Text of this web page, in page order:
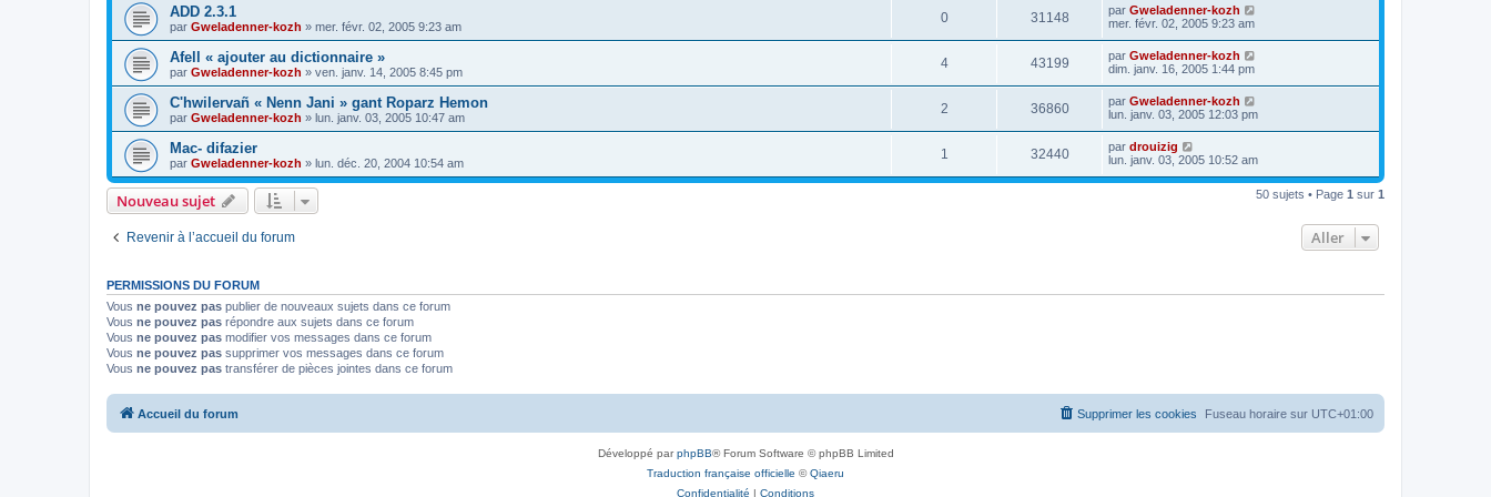
ADD 2.3.1
par Gweladenner-kozh » mer. févr. 02, 2005 9:23 am
0 31148 par Gweladenner-kozh
mer. févr. 02, 2005 9:23 am
Afell « ajouter au dictionnaire »
par Gweladenner-kozh » ven. janv. 14, 2005 8:45 pm
4 43199 par Gweladenner-kozh
dim. janv. 16, 2005 1:44 pm
C'hwilervañ « Nenn Jani » gant Roparz Hemon
par Gweladenner-kozh » lun. janv. 03, 2005 10:47 am
2 36860 par Gweladenner-kozh
lun. janv. 03, 2005 12:03 pm
Mac- difazier
par Gweladenner-kozh » lun. déc. 20, 2004 10:54 am
1 32440 par drouizig
lun. janv. 03, 2005 10:52 am
Nouveau sujet 50 sujets • Page 1 sur 1
Revenir à l’accueil du forum Aller
PERMISSIONS DU FORUM
Vous ne pouvez pas publier de nouveaux sujets dans ce forum
Vous ne pouvez pas répondre aux sujets dans ce forum
Vous ne pouvez pas modifier vos messages dans ce forum
Vous ne pouvez pas supprimer vos messages dans ce forum
Vous ne pouvez pas transférer de pièces jointes dans ce forum
Accueil du forum Fuseau horaire sur UTC+01:00
Supprimer les cookies
Développé parphpBB® Forum Software © phpBB Limited
Traduction française officielle ©Qiaeru
Confidentialité | Conditions